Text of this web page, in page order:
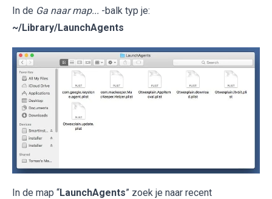
In de Ga naar map... -balk typ je:
~/Library/LaunchAgents
In de map “LaunchAgents” zoek je naar recent